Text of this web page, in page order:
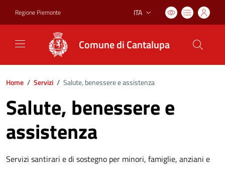
Regione Piemonte Lingua attiva:
ITA
Comune di Cantalupa
Home / Servizi / Salute, benessere e assistenza
Salute, benessere e
assistenza
Servizi santirari e di sostegno per minori, famiglie, anziani e